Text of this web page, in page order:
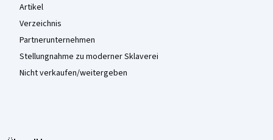
Artikel
Verzeichnis
Partnerunternehmen
Stellungnahme zu moderner Sklaverei
Nicht verkaufen/weitergeben